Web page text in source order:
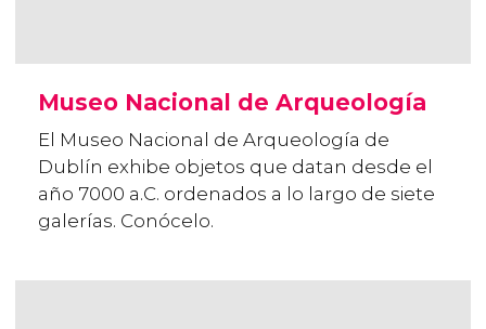
Museo Nacional de Arqueología
El Museo Nacional de Arqueología de
Dublín exhibe objetos que datan desde el
año 7000 a.C. ordenados a lo largo de siete
galerías. Conócelo.